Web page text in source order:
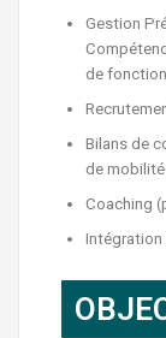
Gestion
de
Bilans de
de
Coaching
Intégration